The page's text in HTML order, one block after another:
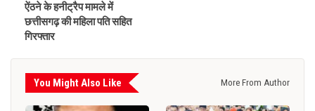
ऐंठने के हनीट्रैप मामले में
छत्तीसगढ़ की महिला पति सहित
गिरफ्तार
You Might Also Like More From Author